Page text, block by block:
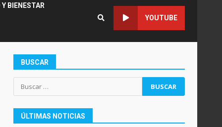
BIENESTAR
YOUTUBE
BUSCAR
Buscar:
ÚLTIMAS NOTICIAS